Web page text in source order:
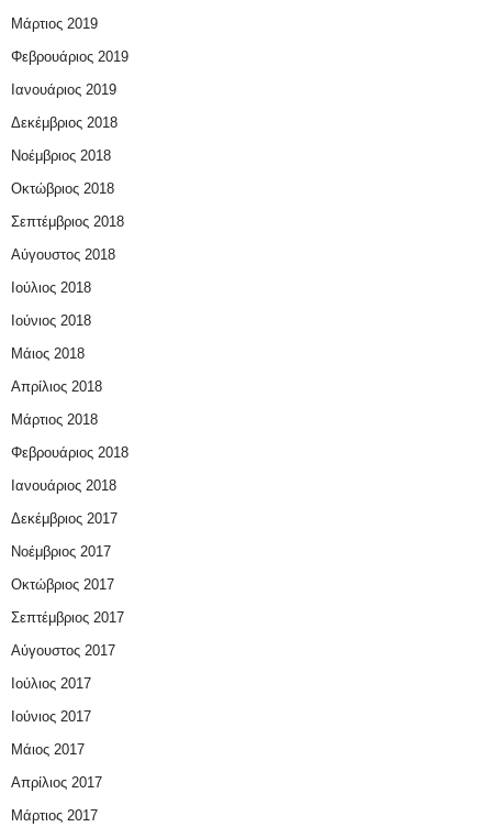
Μάρτιος 2019
Φεβρουάριος 2019
Ιανουάριος 2019
Δεκέμβριος 2018
Νοέμβριος 2018
Οκτώβριος 2018
Σεπτέμβριος 2018
Αύγουστος 2018
Ιούλιος 2018
Ιούνιος 2018
Μάιος 2018
Απρίλιος 2018
Μάρτιος 2018
Φεβρουάριος 2018
Ιανουάριος 2018
Δεκέμβριος 2017
Νοέμβριος 2017
Οκτώβριος 2017
Σεπτέμβριος 2017
Αύγουστος 2017
Ιούλιος 2017
Ιούνιος 2017
Μάιος 2017
Απρίλιος 2017
Μάρτιος 2017